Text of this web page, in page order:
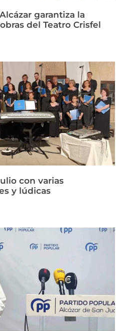
garantiza la
del Teatro Crisfel
con varias
y lúdicas